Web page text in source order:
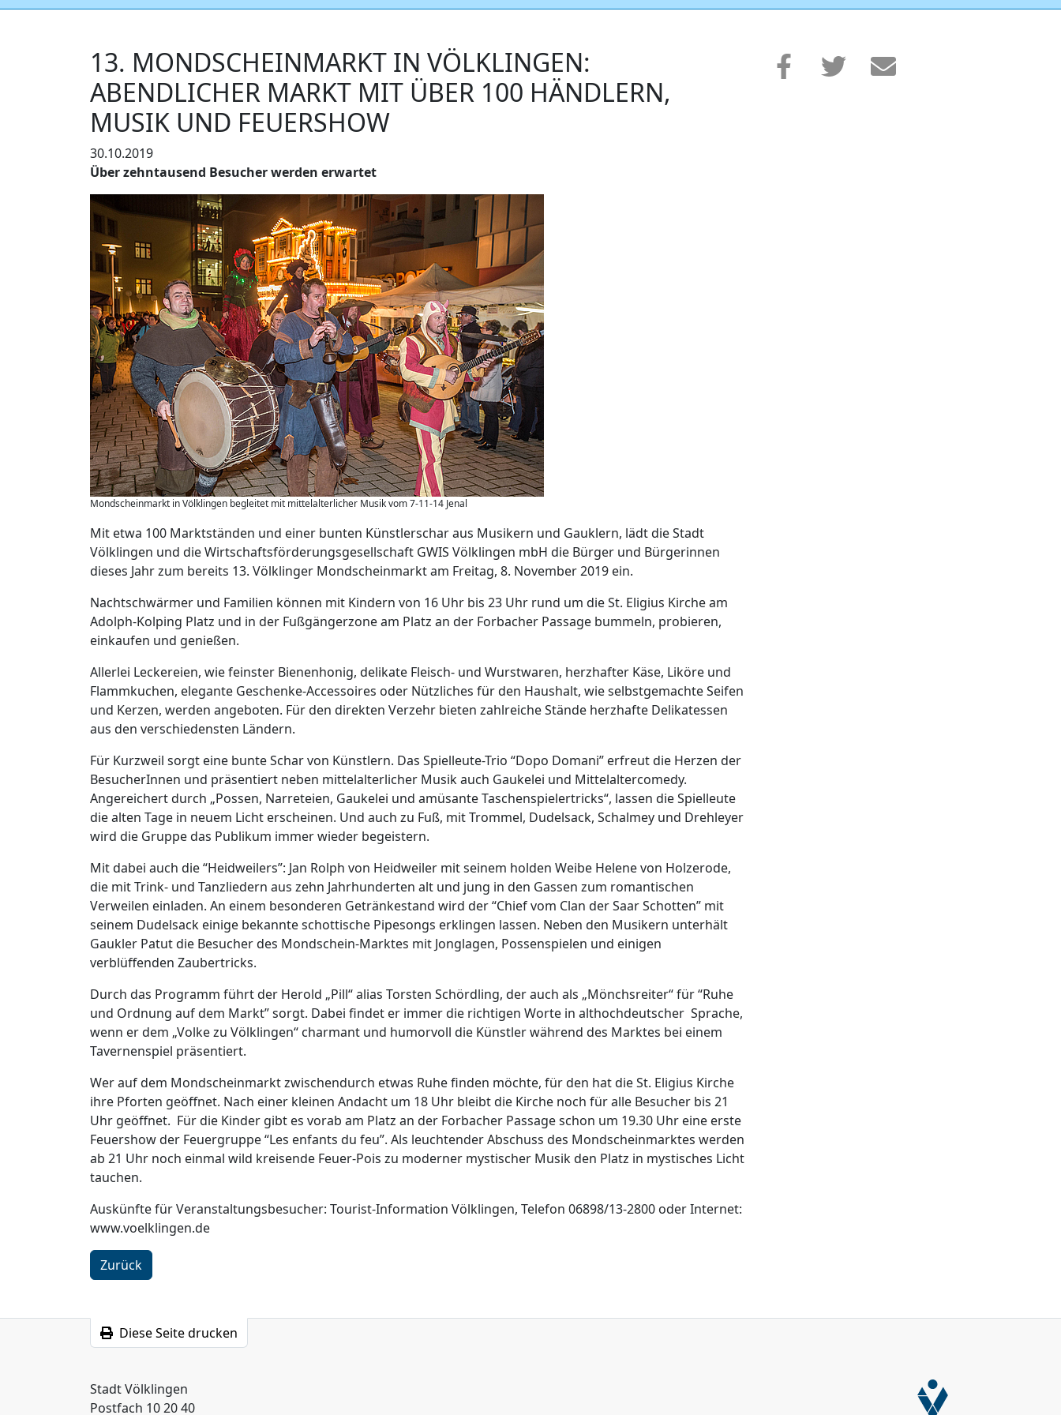
13. MONDSCHEINMARKT IN VÖLKLINGEN:
ABENDLICHER MARKT MIT ÜBER 100 HÄNDLERN,
MUSIK UND FEUERSHOW
30.10.2019
Über zehntausend Besucher werden erwartet
Mondscheinmarkt in Völklingen begleitet mit mittelalterlicher Musik vom 7-11-14 Jenal
Mit etwa 100 Marktständen und einer bunten Künstlerschar aus Musikern und Gauklern, lädt die Stadt
Völklingen und die Wirtschaftsförderungsgesellschaft GWIS Völklingen mbH die Bürger und Bürgerinnen
dieses Jahr zum bereits 13. Völklinger Mondscheinmarkt am Freitag, 8. November 2019 ein.
Nachtschwärmer und Familien können mit Kindern von 16 Uhr bis 23 Uhr rund um die St. Eligius Kirche am
Adolph-Kolping Platz und in der Fußgängerzone am Platz an der Forbacher Passage bummeln, probieren,
einkaufen und genießen.
Allerlei Leckereien, wie feinster Bienenhonig, delikate Fleisch- und Wurstwaren, herzhafter Käse, Liköre und
Flammkuchen, elegante Geschenke-Accessoires oder Nützliches für den Haushalt, wie selbstgemachte Seifen
und Kerzen, werden angeboten. Für den direkten Verzehr bieten zahlreiche Stände herzhafte Delikatessen
aus den verschiedensten Ländern.
Für Kurzweil sorgt eine bunte Schar von Künstlern. Das Spielleute-Trio “Dopo Domani” erfreut die Herzen der
BesucherInnen und präsentiert neben mittelalterlicher Musik auch Gaukelei und Mittelaltercomedy.
Angereichert durch „Possen, Narreteien, Gaukelei und amüsante Taschenspielertricks“, lassen die Spielleute
die alten Tage in neuem Licht erscheinen. Und auch zu Fuß, mit Trommel, Dudelsack, Schalmey und Drehleyer
wird die Gruppe das Publikum immer wieder begeistern.
Mit dabei auch die “Heidweilers”: Jan Rolph von Heidweiler mit seinem holden Weibe Helene von Holzerode,
die mit Trink- und Tanzliedern aus zehn Jahrhunderten alt und jung in den Gassen zum romantischen
Verweilen einladen. An einem besonderen Getränkestand wird der “Chief vom Clan der Saar Schotten” mit
seinem Dudelsack einige bekannte schottische Pipesongs erklingen lassen. Neben den Musikern unterhält
Gaukler Patut die Besucher des Mondschein-Marktes mit Jonglagen, Possenspielen und einigen
verblüffenden Zaubertricks.
Durch das Programm führt der Herold „Pill“ alias Torsten Schördling, der auch als „Mönchsreiter“ für “Ruhe
und Ordnung auf dem Markt” sorgt. Dabei findet er immer die richtigen Worte in althochdeutscher Sprache,
wenn er dem „Volke zu Völklingen“ charmant und humorvoll die Künstler während des Marktes bei einem
Tavernenspiel präsentiert.
Wer auf dem Mondscheinmarkt zwischendurch etwas Ruhe finden möchte, für den hat die St. Eligius Kirche
ihre Pforten geöffnet. Nach einer kleinen Andacht um 18 Uhr bleibt die Kirche noch für alle Besucher bis 21
Uhr geöffnet. Für die Kinder gibt es vorab am Platz an der Forbacher Passage schon um 19.30 Uhr eine erste
Feuershow der Feuergruppe “Les enfants du feu”. Als leuchtender Abschuss des Mondscheinmarktes werden
ab 21 Uhr noch einmal wild kreisende Feuer-Pois zu moderner mystischer Musik den Platz in mystisches Licht
tauchen.
Auskünfte für Veranstaltungsbesucher: Tourist-Information Völklingen, Telefon 06898/13-2800 oder Internet:
www.voelklingen.de
Zurück
Diese Seite drucken
Stadt Völklingen
Postfach 10 20 40